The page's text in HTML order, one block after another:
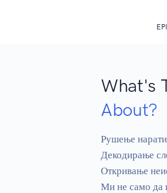
What's
About?
Рушење
Декодирање
Откривање
Ми не само да